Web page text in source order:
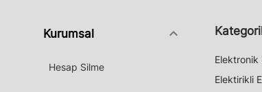
Kurumsal keyboard_arrow_down
Hesap Silme
Elektronik
Elektirikli